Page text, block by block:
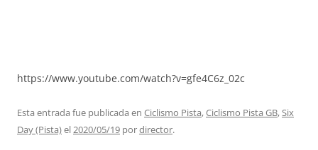
https://www.youtube.com/watch?v=gfe4C6z_02c
Esta entrada fue publicada en Ciclismo Pista,Ciclismo Pista GB,Six
Day (Pista)el2020/05/19 pordirector.